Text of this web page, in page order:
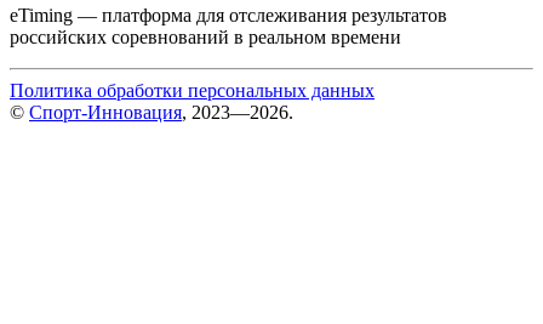
eTiming — платформа для отслеживания результатов
российских соревнований в реальном времени
Политика обработки персональных данных
© Спорт-Инновация, 2023—2026.